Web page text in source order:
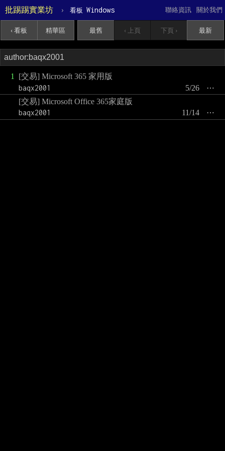
批踢踢實業坊 › 看板 Windows 關於我們
聯絡資訊
‹ 看板 精華區 最舊 ‹ 上頁 下頁 › 最新
1
[交易] Microsoft 365 家用版
baqx2001
⋯
5/26
[交易] Microsoft Office 365家庭版
baqx2001
⋯
11/14